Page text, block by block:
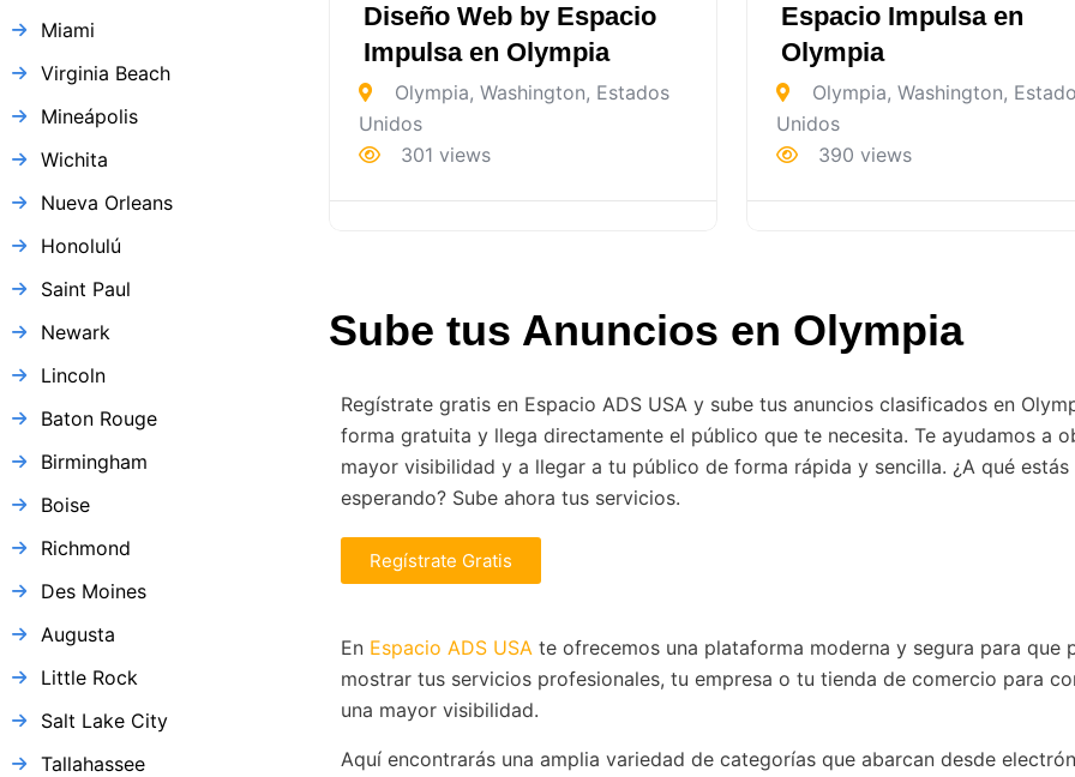
Miami
Virginia Beach
Mineápolis
Wichita
Nueva Orleans
Honolulú
Saint Paul
Newark
Lincoln
Baton Rouge
Birmingham
Boise
Richmond
Des Moines
Augusta
Little Rock
Salt Lake City
Tallahassee
Diseño Web by Espacio
Impulsa en Olympia
Olympia, Washington, Estados
Unidos
301 views
Espacio Impulsa en
Olympia
Olympia, Washington,
Unidos
390 views
Sube tus Anuncios en Olympia
Regístrate gratis en Espacio ADS USA y sube tus anuncios clasificados en
forma gratuita y llega directamente el público que te necesita. Te ayudamos a
mayor visibilidad y a llegar a tu público de forma rápida y sencilla. ¿A qué estás
esperando? Sube ahora tus servicios.
Regístrate Gratis
En Espacio ADS USAte ofrecemos una plataforma moderna y segura para que
mostrar tus servicios profesionales, tu empresa o tu tienda de comercio para
una mayor visibilidad.
Aquí encontrarás una amplia variedad de categorías que abarcan desde